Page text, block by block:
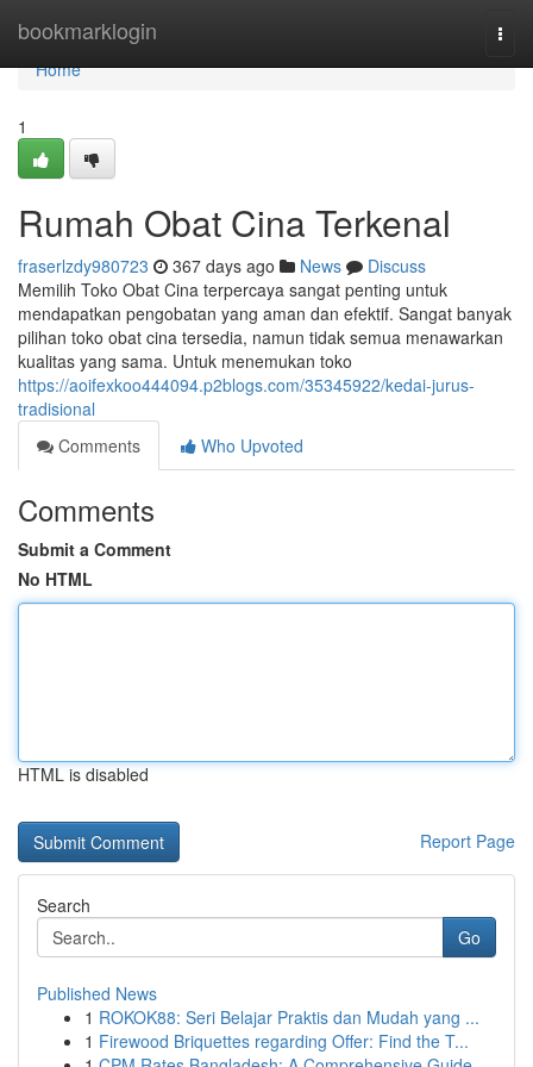
bookmarklogin
Home
Home
1
Rumah Obat Cina Terkenal
fraserlzdy980723 367 days ago News
Discuss
Memilih Toko Obat Cina terpercaya sangat penting untuk
mendapatkan pengobatan yang aman dan efektif. Sangat banyak
pilihan toko obat cina tersedia, namun tidak semua menawarkan
kualitas yang sama. Untuk menemukan toko
https://aoifexkoo444094.p2blogs.com/35345922/kedai-jurus-
tradisional
Comments
Who Upvoted
Comments
Submit a Comment
No HTML
HTML is disabled
Report Page
Search
Go
Published News
1 ROKOK88: Seri Belajar Praktis dan Mudah yang ...
1 Firewood Briquettes regarding Offer: Find the T...